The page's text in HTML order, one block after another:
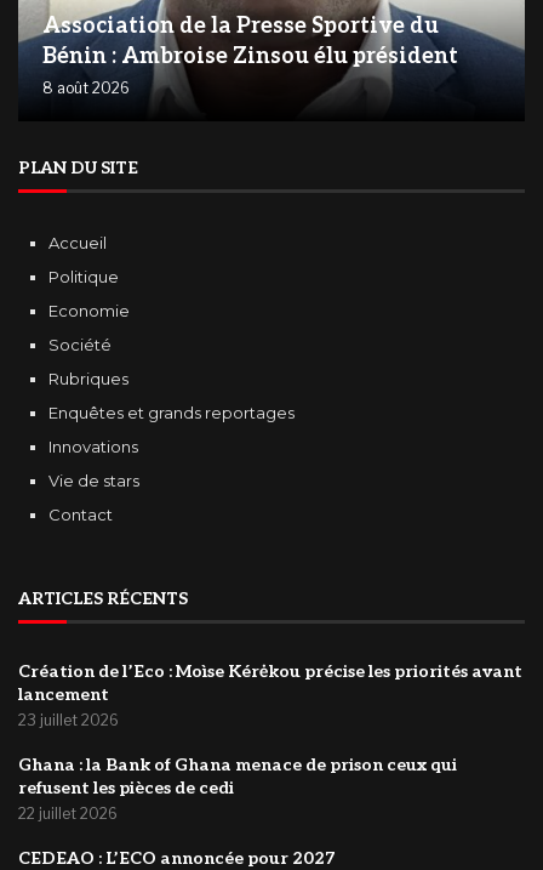
Association de la Presse Sportive du
Bénin : Ambroise Zinsou élu président
8 août 2026
PLAN DU SITE
Accueil
Politique
Economie
Société
Rubriques
Enquêtes et grands reportages
Innovations
Vie de stars
Contact
ARTICLES RÉCENTS
Création de l’Eco : Moìse Kérėkou précise les priorités avant
lancement
23 juillet 2026
‎Ghana : la Bank of Ghana menace de prison ceux qui
refusent les pièces de cedi
22 juillet 2026
‎CEDEAO : L’ECO annoncée pour 2027